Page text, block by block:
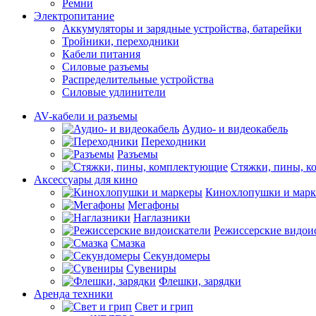
Ремни
Электропитание
Аккумуляторы и зарядные устройства, батарейки
Тройники, переходники
Кабели питания
Силовые разъемы
Распределительные устройства
Силовые удлинители
AV-кабели и разъемы
Аудио- и видеокабель
Переходники
Разъемы
Стяжки, пины,
Аксессуары для кино
Кинохлопушки и
Мегафоны
Наглазники
Режиссерские
Смазка
Секундомеры
Сувениры
Флешки, зарядки
Аренда техники
Свет и грип